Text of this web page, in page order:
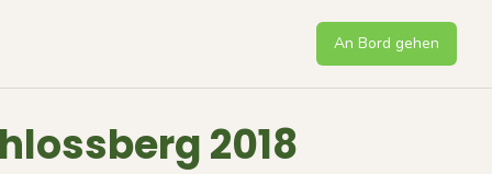
An Bord gehen
2018